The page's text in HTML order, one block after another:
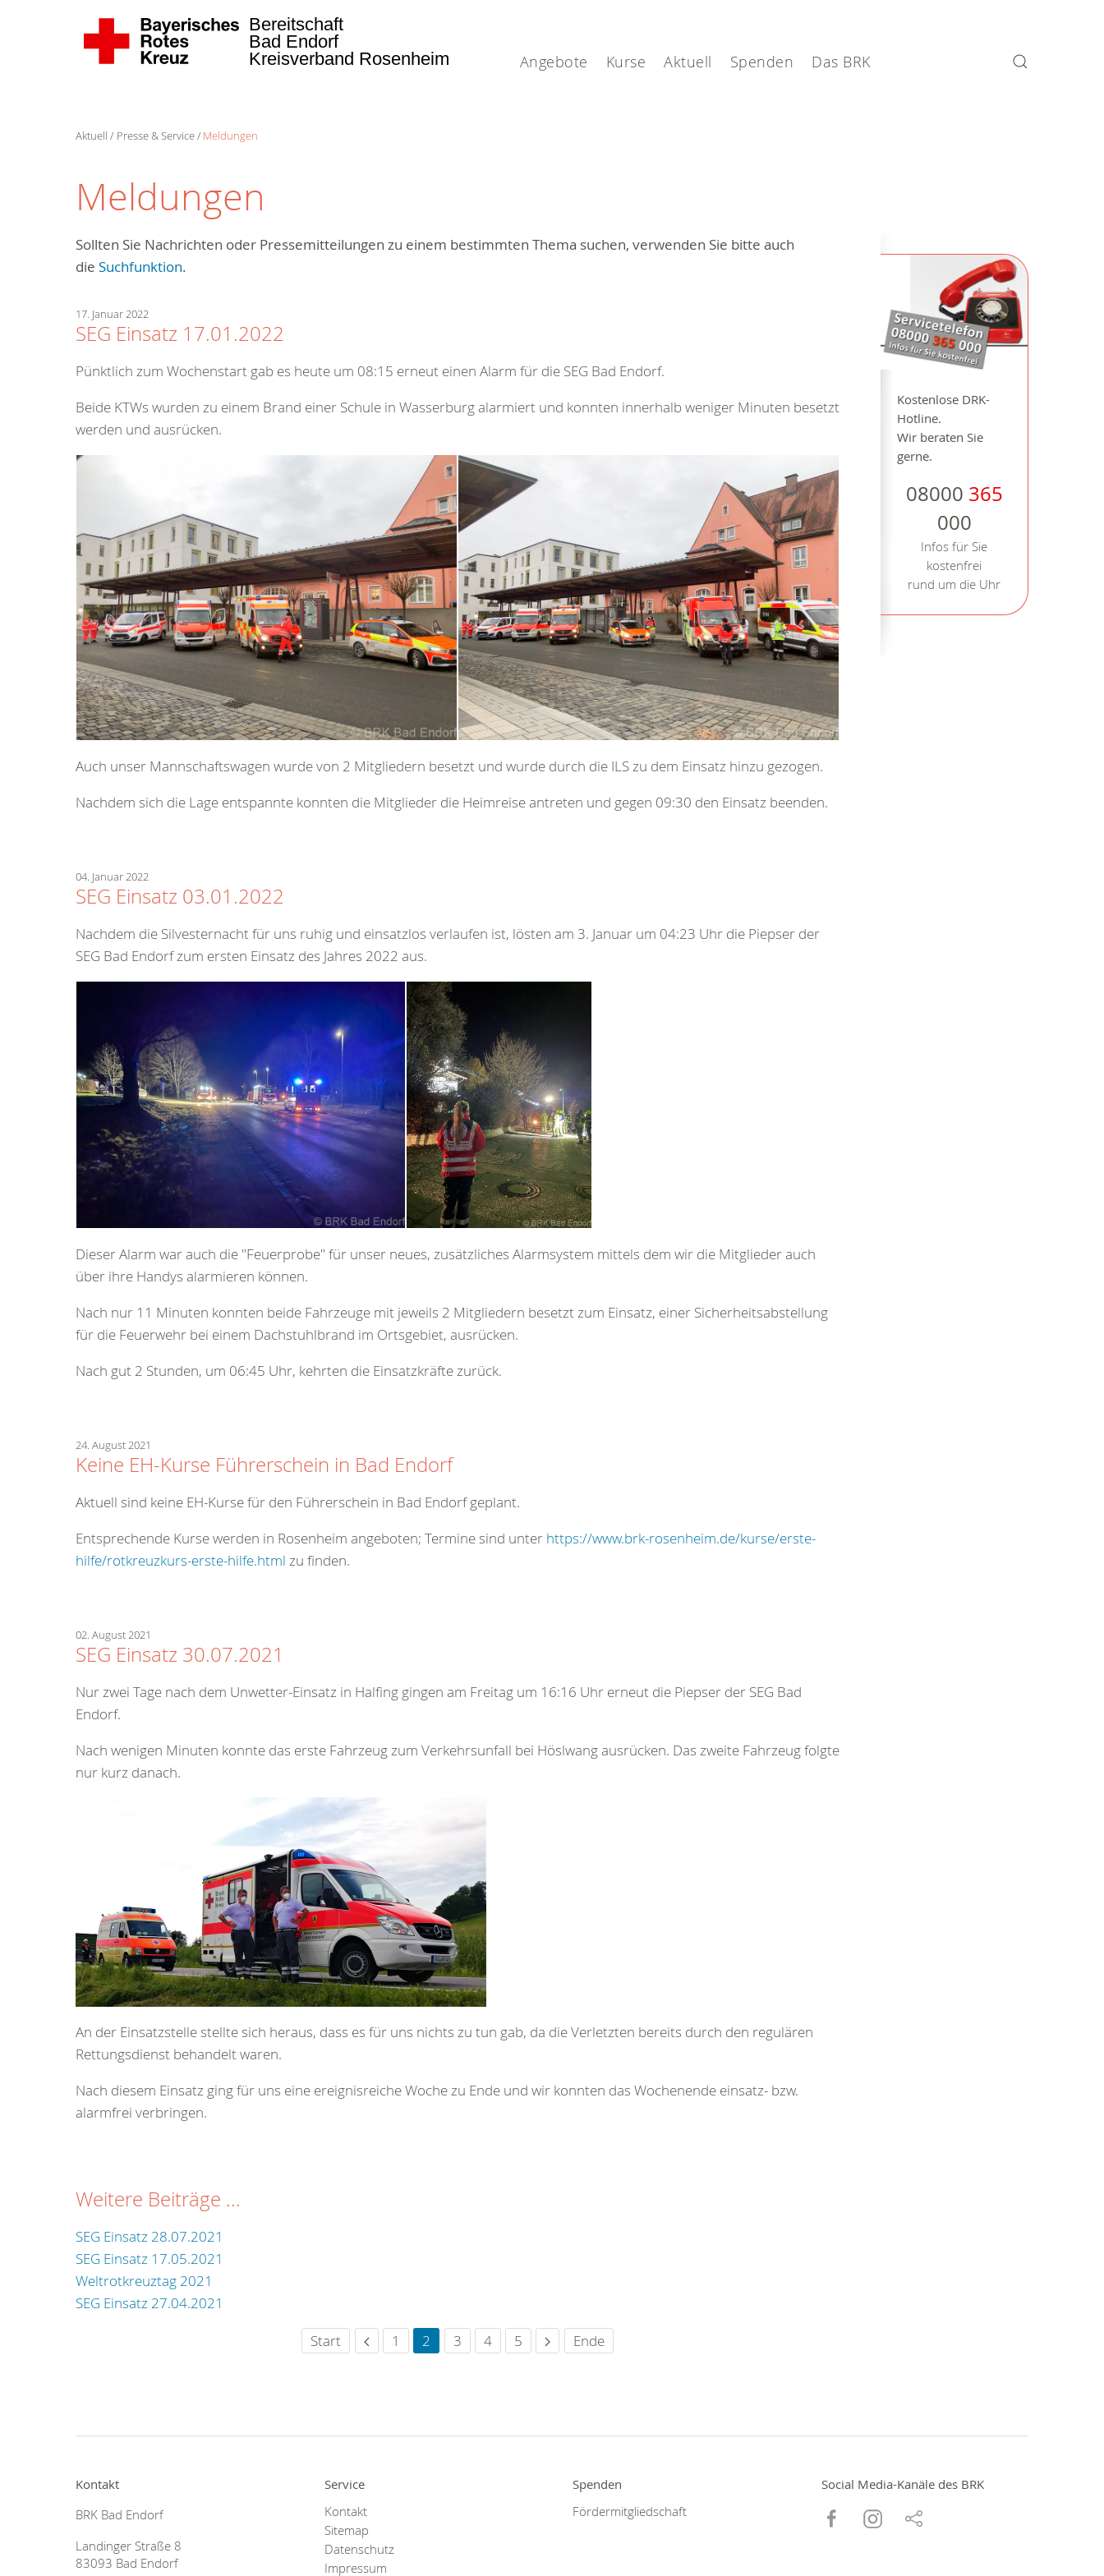
Bereitschaft
Bad Endorf
Kreisverband Rosenheim
Angebote Kurse Aktuell Spenden Das BRK
Aktuell Presse & Service Meldungen
Meldungen
Sollten Sie Nachrichten oder Pressemitteilungen zu einem bestimmten Thema suchen, verwenden Sie bitte auch
die Suchfunktion.
17. Januar 2022
SEG Einsatz 17.01.2022
Pünktlich zum Wochenstart gab es heute um 08:15 erneut einen Alarm für die SEG Bad Endorf.
Beide KTWs wurden zu einem Brand einer Schule in Wasserburg alarmiert und konnten innerhalb weniger Minuten besetzt
werden und ausrücken.
Auch unser Mannschaftswagen wurde von 2 Mitgliedern besetzt und wurde durch die ILS zu dem Einsatz hinzu gezogen.
Nachdem sich die Lage entspannte konnten die Mitglieder die Heimreise antreten und gegen 09:30 den Einsatz beenden.
04. Januar 2022
SEG Einsatz 03.01.2022
Nachdem die Silvesternacht für uns ruhig und einsatzlos verlaufen ist, lösten am 3. Januar um 04:23 Uhr die Piepser der
SEG Bad Endorf zum ersten Einsatz des Jahres 2022 aus.
Dieser Alarm war auch die "Feuerprobe" für unser neues, zusätzliches Alarmsystem mittels dem wir die Mitglieder auch
über ihre Handys alarmieren können.
Nach nur 11 Minuten konnten beide Fahrzeuge mit jeweils 2 Mitgliedern besetzt zum Einsatz, einer Sicherheitsabstellung
für die Feuerwehr bei einem Dachstuhlbrand im Ortsgebiet, ausrücken.
Nach gut 2 Stunden, um 06:45 Uhr, kehrten die Einsatzkräfte zurück.
24. August 2021
Keine EH-Kurse Führerschein in Bad Endorf
Aktuell sind keine EH-Kurse für den Führerschein in Bad Endorf geplant.
Entsprechende Kurse werden in Rosenheim angeboten; Termine sind unter https://www.brk-rosenheim.de/kurse/erste-
hilfe/rotkreuzkurs-erste-hilfe.html zu finden.
02. August 2021
SEG Einsatz 30.07.2021
Nur zwei Tage nach dem Unwetter-Einsatz in Halfing gingen am Freitag um 16:16 Uhr erneut die Piepser der SEG Bad
Endorf.
Nach wenigen Minuten konnte das erste Fahrzeug zum Verkehrsunfall bei Höslwang ausrücken. Das zweite Fahrzeug folgte
nur kurz danach.
An der Einsatzstelle stellte sich heraus, dass es für uns nichts zu tun gab, da die Verletzten bereits durch den regulären
Rettungsdienst behandelt waren.
Nach diesem Einsatz ging für uns eine ereignisreiche Woche zu Ende und wir konnten das Wochenende einsatz- bzw.
alarmfrei verbringen.
Weitere Beiträge ...
SEG Einsatz 28.07.2021
SEG Einsatz 17.05.2021
Weltrotkreuztag 2021
SEG Einsatz 27.04.2021
Start
1 2 3 4 5 Ende
Kostenlose DRK-
Hotline.
Wir beraten Sie
gerne.
08000 365
000
Infos für Sie
kostenfrei
rund um die Uhr
Kontakt
BRK Bad Endorf
Landinger Straße 8
83093 Bad Endorf
Service
Kontakt
Sitemap
Datenschutz
Impressum
Spenden
Fördermitgliedschaft
Social Media-Kanäle des BRK